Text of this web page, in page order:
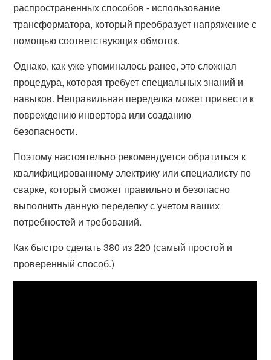
распространенных способов - использование
трансформатора, который преобразует напряжение с
помощью соответствующих обмоток.
Однако, как уже упоминалось ранее, это сложная
процедура, которая требует специальных знаний и
навыков. Неправильная переделка может привести к
повреждению инвертора или созданию
безопасности.
Поэтому настоятельно рекомендуется обратиться к
квалифицированному электрику или специалисту по
сварке, который сможет правильно и безопасно
выполнить данную переделку с учетом ваших
потребностей и требований.
Как быстро сделать 380 из 220 (самый простой и
проверенный способ.)